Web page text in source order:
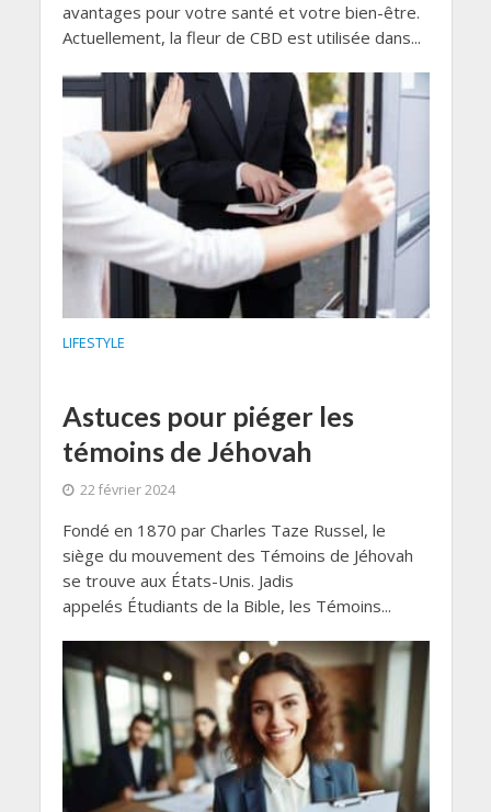
avantages pour votre santé et votre bien-être.
Actuellement, la fleur de CBD est utilisée dans...
LIFESTYLE
Astuces pour piéger les
témoins de Jéhovah
22 février 2024
Fondé en 1870 par Charles Taze Russel, le
siège du mouvement des Témoins de Jéhovah
se trouve aux États-Unis. Jadis
appelés Étudiants de la Bible, les Témoins...